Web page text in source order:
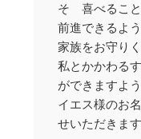
そ 喜べるこ
前進できるよ
家族をお守りく
私とかかわる
ができますよ
イエス様のお
せいただきま